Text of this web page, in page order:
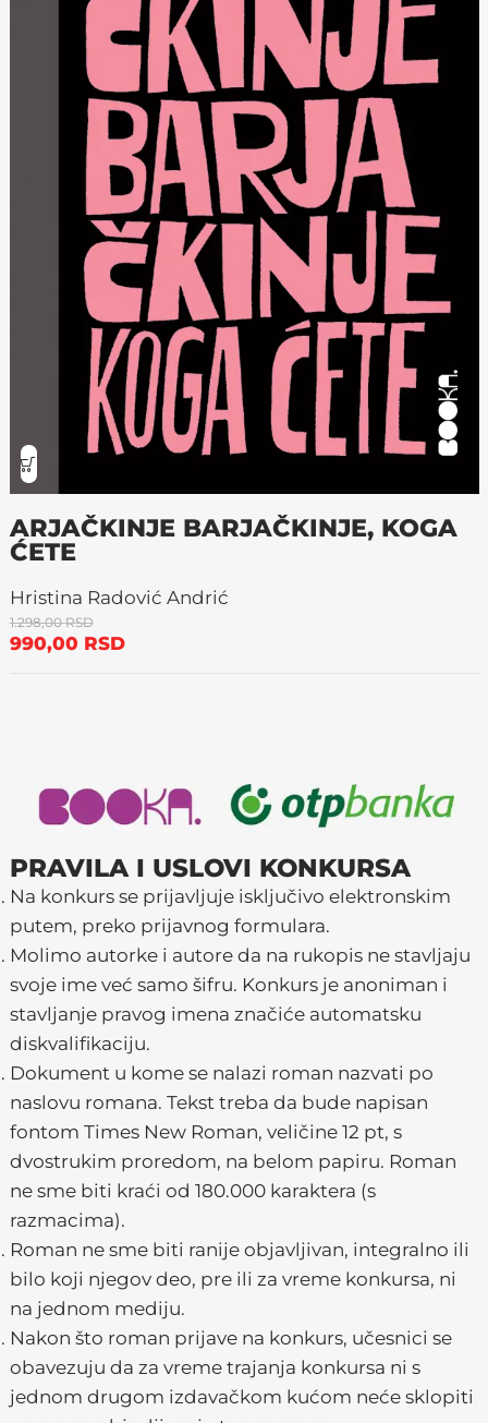
ARJAČKINJE BARJAČKINJE, KOGA
ĆETE
Hristina Radović Andrić
1.298,00RSD
990,00 RSD
PRAVILA I USLOVI KONKURSA
Na konkurs se prijavljuje isključivo elektronskim
putem, preko prijavnog formulara.
Molimo autorke i autore da na rukopis ne stavljaju
svoje ime već samo šifru. Konkurs je anoniman i
stavljanje pravog imena značiće automatsku
diskvalifikaciju.
Dokument u kome se nalazi roman nazvati po
naslovu romana. Tekst treba da bude napisan
fontom Times New Roman, veličine 12 pt, s
dvostrukim proredom, na belom papiru. Roman
ne sme biti kraći od 180.000 karaktera (s
razmacima).
Roman ne sme biti ranije objavljivan, integralno ili
bilo koji njegov deo, pre ili za vreme konkursa, ni
na jednom mediju.
Nakon što roman prijave na konkurs, učesnici se
obavezuju da za vreme trajanja konkursa ni s
jednom drugom izdavačkom kućom neće sklopiti